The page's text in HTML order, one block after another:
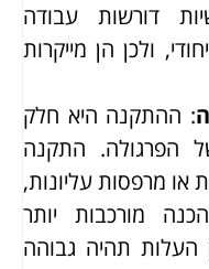
דורשות עבודה
ולכן הן מייקרות
: ההתקנה היא חלק
הפרגולה. התקנה
או מרפסות עליונות,
מורכבות יותר
העלות תהיה גבוהה